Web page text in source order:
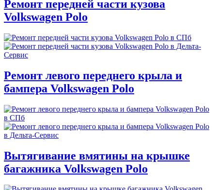
Ремонт передней части кузова
Volkswagen Polo
Ремонт левого переднего крыла и
бампера Volkswagen Polo
Вытягивание вмятины на крышке
багажника Volkswagen Polo